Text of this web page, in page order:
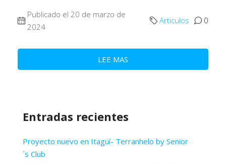
Publicado el 20 de marzo de
2024
Articulos 0
LEE MAS
Entradas recientes
Proyecto nuevo en Itagüí- Terranhelo by Senior
´s Club